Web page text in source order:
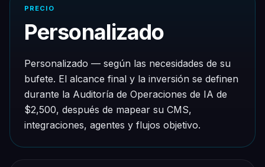
PRECIO
Personalizado
Personalizado — según las necesidades de su
bufete. El alcance final y la inversión se definen
durante la Auditoría de Operaciones de IA de
$2,500, después de mapear su CMS,
integraciones, agentes y flujos objetivo.